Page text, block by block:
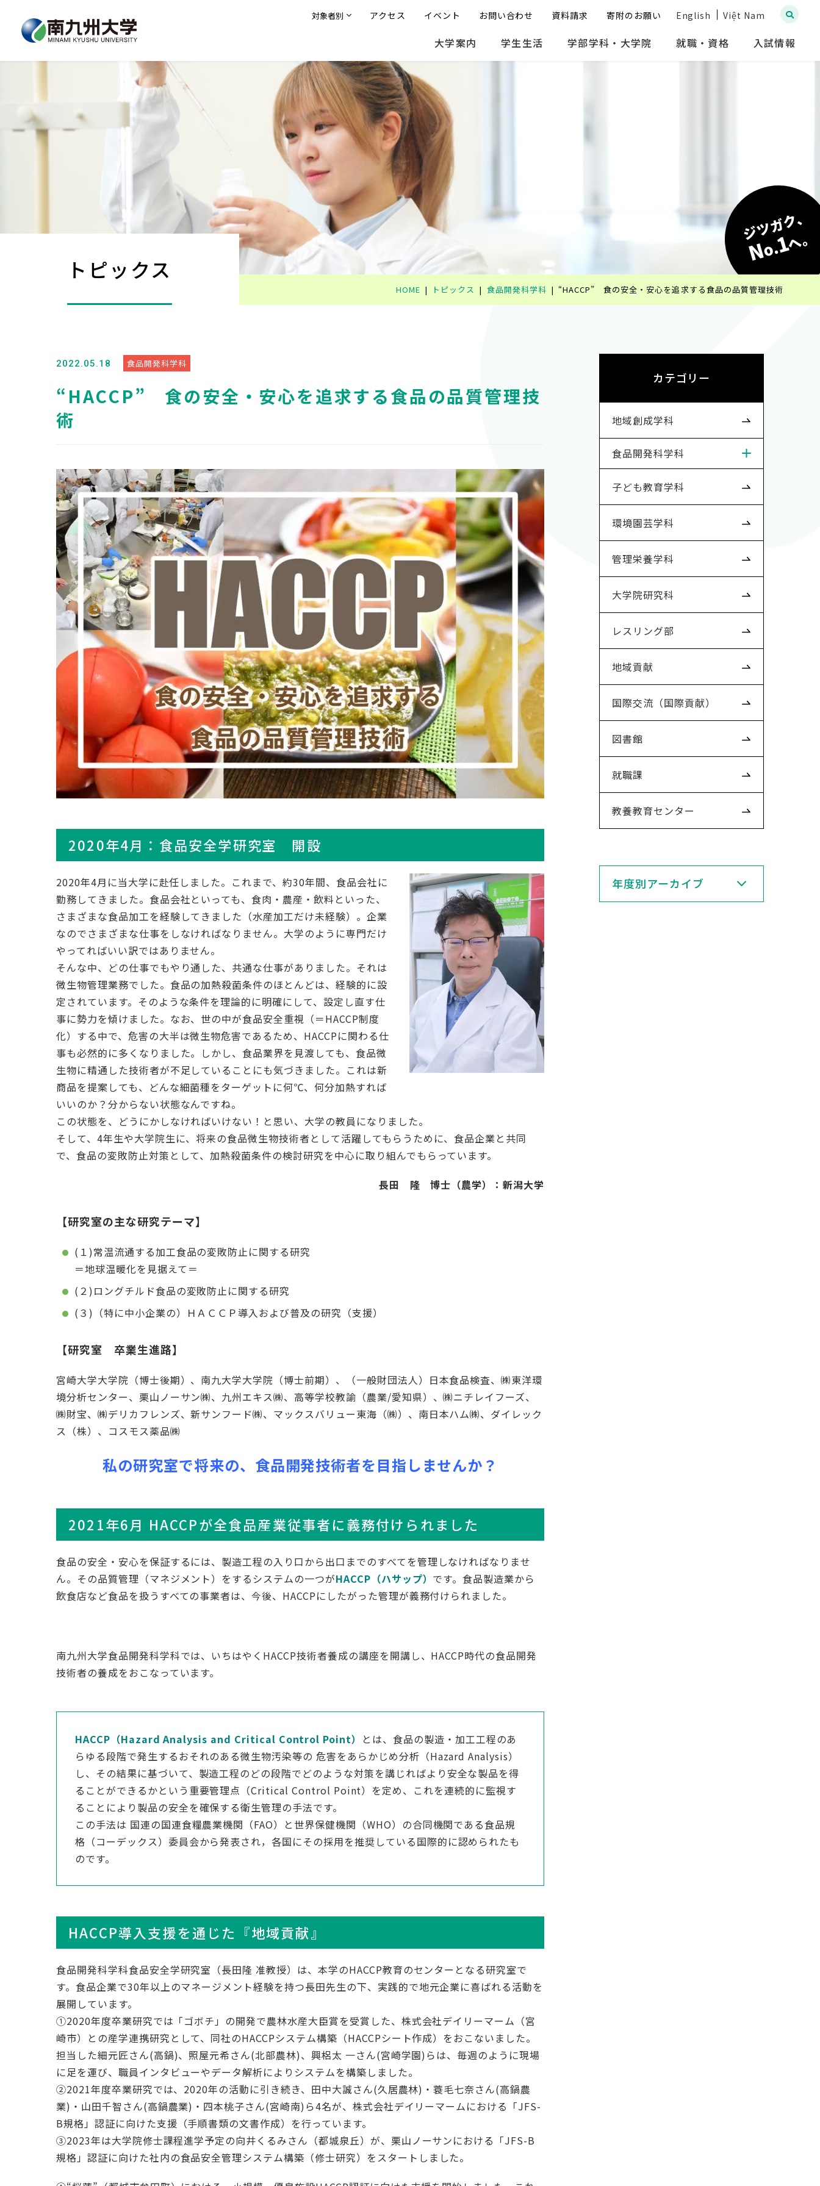
大学案内 学生生活 学部学科・大学院 就職・資格 入試情報
English Việt Nam
対象者別 アクセス イベント お問い合わせ 資料請求 寄附のお願い
トピックス
ジツガク、
No.1へ。
HOME トピックス 食品開発科学科 “HACCP” 食の安全・安心を追求する食品の品質管理技術
2022.05.18 食品開発科学科
“HACCP” 食の安全・安心を追求する食品の品質管理技
術
2020年4月：食品安全学研究室 開設
2020年4月に当大学に赴任しました。これまで、約30年間、食品会社に
勤務してきました。食品会社といっても、食肉・農産・飲料といった、
さまざまな食品加工を経験してきました（水産加工だけ未経験）。企業
なのでさまざまな仕事をしなければなりません。大学のように専門だけ
やってればいい訳ではありません。
そんな中、どの仕事でもやり通した、共通な仕事がありました。それは
微生物管理業務でした。食品の加熱殺菌条件のほとんどは、経験的に設
定されています。そのような条件を理論的に明確にして、設定し直す仕
事に勢力を傾けました。なお、世の中が食品安全重視（＝HACCP制度
化）する中で、危害の大半は微生物危害であるため、HACCPに関わる仕
事も必然的に多くなりました。しかし、食品業界を見渡しても、食品微
生物に精通した技術者が不足していることにも気づきました。これは新
商品を提案しても、どんな細菌種をターゲットに何℃、何分加熱すれば
いいのか？分からない状態なんですね。
この状態を、どうにかしなければいけない！と思い、大学の教員になりました。
そして、4年生や大学院生に、将来の食品微生物技術者として活躍してもらうために、食品企業と共同
で、食品の変敗防止対策として、加熱殺菌条件の検討研究を中心に取り組んでもらっています。
長田 隆 博士（農学）：新潟大学
【研究室の主な研究テーマ】
(１)常温流通する加工食品の変敗防止に関する研究
＝地球温暖化を見据えて＝
(２)ロングチルド食品の変敗防止に関する研究
(３)（特に中小企業の）ＨＡＣＣＰ導入および普及の研究（支援）
【研究室 卒業生進路】
宮崎大学大学院（博士後期）、南九大学大学院（博士前期）、（一般財団法人）日本食品検査、㈱東洋環
境分析センター、栗山ノーサン㈱、九州エキス㈱、高等学校教諭（農業/愛知県）、㈱ニチレイフーズ、
㈱財宝、㈱デリカフレンズ、新サンフード㈱、マックスバリュー東海（㈱）、南日本ハム㈱、ダイレック
ス（株）、コスモス薬品㈱
私の研究室で将来の、食品開発技術者を目指しませんか？
2021年6月 HACCPが全食品産業従事者に義務付けられました
食品の安全・安心を保証するには、製造工程の入り口から出口までのすべてを管理しなければなりませ
ん。その品質管理（マネジメント）をするシステムの一つがHACCP（ハサップ） です。食品製造業から
飲食店など食品を扱うすべての事業者は、今後、HACCPにしたがった管理が義務付けられました。
南九州大学食品開発科学科では、いちはやくHACCP技術者養成の講座を開講し、HACCP時代の食品開発
技術者の養成をおこなっています。
HACCP（Hazard Analysis and Critical Control Point）
とは、食品の製造・加工工程のあ
らゆる段階で発生するおそれのある微生物汚染等の 危害をあらかじめ分析（Hazard Analysis）
し、その結果に基づいて、製造工程のどの段階でどのような対策を講じればより安全な製品を得
ることができるかという重要管理点（Critical Control Point）を定め、これを連続的に監視す
ることにより製品の安全を確保する衛生管理の手法です。
この手法は 国連の国連食糧農業機関（FAO）と世界保健機関（WHO）の合同機関である食品規
格（コーデックス）委員会から発表され，各国にその採用を推奨している国際的に認められたも
のです。
HACCP導入支援を通じた『地域貢献』
食品開発科学科食品安全学研究室（長田隆 准教授）は、本学のHACCP教育のセンターとなる研究室で
す。食品企業で30年以上のマネージメント経験を持つ長田先生の下、実践的で地元企業に喜ばれる活動を
展開しています。
①2020年度卒業研究では「ゴボチ」の開発で農林水産大臣賞を受賞した、株式会社デイリーマーム（宮
崎市）との産学連携研究として、同社のHACCPシステム構築（HACCPシート作成）をおこないました。
担当した細元匠さん(高鍋)、照屋元希さん(北部農林)、興梠太 一さん(宮崎学園)らは、毎週のように現場
に足を運び、職員インタビューやデータ解析によりシステムを構築しました。
②2021年度卒業研究では、2020年の活動に引き続き、田中大誠さん(久居農林)・蓑毛七奈さん(高鍋農
業)・山田千智さん(高鍋農業)・四本桃子さん(宮崎南)ら4名が、株式会社デイリーマームにおける「JFS-
B規格」認証に向けた支援（手順書類の文書作成）を行っています。
③2023年は大学院修士課程進学予定の向井くるみさん（都城泉丘）が、栗山ノーサンにおける「JFS-B
規格」認証に向けた社内の食品安全管理システム構築（修士研究）をスタートしました。
カテゴリー
地域創成学科
食品開発科学科
子ども教育学科
環境園芸学科
管理栄養学科
大学院研究科
レスリング部
地域貢献
国際交流（国際貢献）
図書館
就職課
教養教育センター
年度別アーカイブ